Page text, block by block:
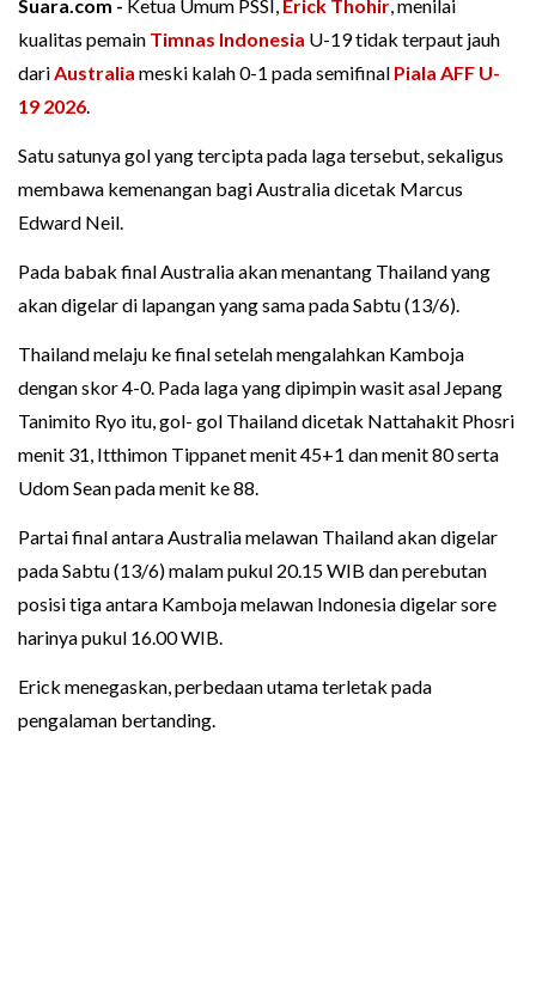
Suara.com - Ketua Umum PSSI, Erick Thohir, menilai
kualitas pemain Timnas Indonesia U-19 tidak terpaut jauh
dariAustralia meski kalah 0-1 pada semifinal Piala AFF U-
19 2026.
Satu satunya gol yang tercipta pada laga tersebut, sekaligus
membawa kemenangan bagi Australia dicetak Marcus
Edward Neil.
Pada babak final Australia akan menantang Thailand yang
akan digelar di lapangan yang sama pada Sabtu (13/6).
Thailand melaju ke final setelah mengalahkan Kamboja
dengan skor 4-0. Pada laga yang dipimpin wasit asal Jepang
Tanimito Ryo itu, gol- gol Thailand dicetak Nattahakit Phosri
menit 31, Itthimon Tippanet menit 45+1 dan menit 80 serta
Udom Sean pada menit ke 88.
Partai final antara Australia melawan Thailand akan digelar
pada Sabtu (13/6) malam pukul 20.15 WIB dan perebutan
posisi tiga antara Kamboja melawan Indonesia digelar sore
harinya pukul 16.00 WIB.
Erick menegaskan, perbedaan utama terletak pada
pengalaman bertanding.